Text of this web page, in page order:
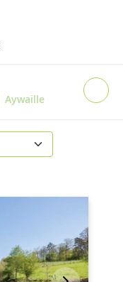
Aywaille